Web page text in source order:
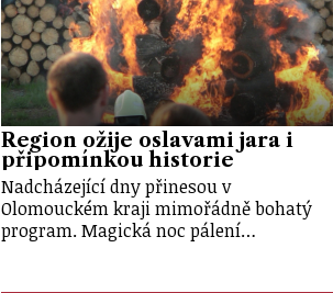
Region ožije oslavami jara i
připomínkou historie
Nadcházející dny přinesou v
Olomouckém kraji mimořádně bohatý
program. Magická noc pálení…